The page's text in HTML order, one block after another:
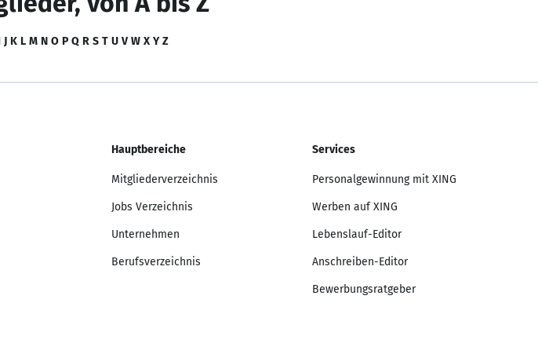
J K L M N O P Q R S T U V W X Y Z
Hauptbereiche
Mitgliederverzeichnis
Jobs Verzeichnis
Unternehmen
Berufsverzeichnis
Services
Personalgewinnung mit XING
Werben auf XING
Lebenslauf-Editor
Anschreiben-Editor
Bewerbungsratgeber